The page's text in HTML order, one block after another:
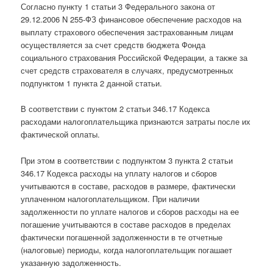
Согласно пункту 1 статьи 3 Федерального закона от
29.12.2006 N 255-ФЗ финансовое обеспечение расходов на
выплату страхового обеспечения застрахованным лицам
осуществляется за счет средств бюджета Фонда
социального страхования Российской Федерации, а также за
счет средств страхователя в случаях, предусмотренных
подпунктом 1 пункта 2 данной статьи.
В соответствии с пунктом 2 статьи 346.17 Кодекса
расходами налогоплательщика признаются затраты после их
фактической оплаты.
При этом в соответствии с подпунктом 3 пункта 2 статьи
346.17 Кодекса расходы на уплату налогов и сборов
учитываются в составе, расходов в размере, фактически
уплаченном налогоплательщиком. При наличии
задолженности по уплате налогов и сборов расходы на ее
погашение учитываются в составе расходов в пределах
фактически погашенной задолженности в те отчетные
(налоговые) периоды, когда налогоплательщик погашает
указанную задолженность.